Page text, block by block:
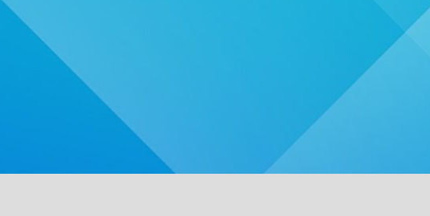
佑が初めて明かした日本代表監督に... 「最悪の空気のまま解散」
観る将棋、読む
#三山凌輝 #内田有紀
#池上彰